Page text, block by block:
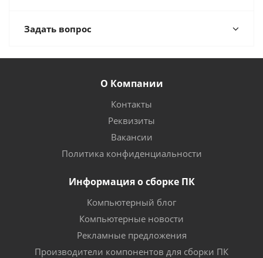
Задать вопрос
О Компании
Контакты
Реквизиты
Вакансии
Политика конфиденциальности
Информация о сборке ПК
Компьютерный блог
Компьютерные новости
Рекламные предложения
Производители компонентов для сборки ПК